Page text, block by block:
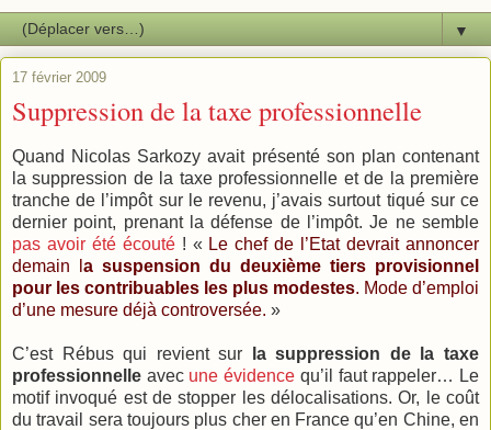
▼
17 février 2009
Suppression de la taxe professionnelle
Quand Nicolas Sarkozy avait présenté son plan contenant
la suppression de la taxe professionnelle et de la première
tranche de l’impôt sur le revenu, j’avais surtout tiqué sur ce
dernier point, prenant la défense de l’impôt. Je ne semble
pas avoir été écouté! « Le chef de l’Etat devrait annoncer
demain l a suspension du deuxième tiers provisionnel
pour les contribuables les plus modestes. Mode d’emploi
d’une mesure déjà controversée. »
C’est Rébus qui revient sur
la suppression de la taxe
professionnelle avec une évidence qu’il faut rappeler… Le
motif invoqué est de stopper les délocalisations. Or, le coût
du travail sera toujours plus cher en France qu’en Chine, en